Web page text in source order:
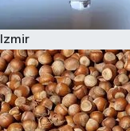
Izmir